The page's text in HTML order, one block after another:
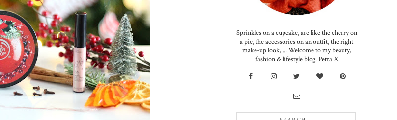
Sprinkles on a cupcake, are like the cherry on
a pie, the accessories on an outfit, the right
make-up look, ... Welcome to my beauty,
fashion & lifestyle blog. Petra X